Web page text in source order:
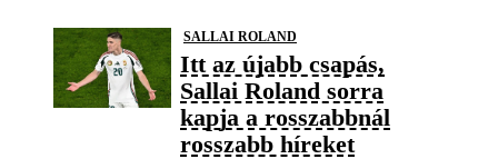
SALLAI ROLAND
Itt az újabb csapás,
Sallai Roland sorra
kapja a rosszabbnál
rosszabb híreket